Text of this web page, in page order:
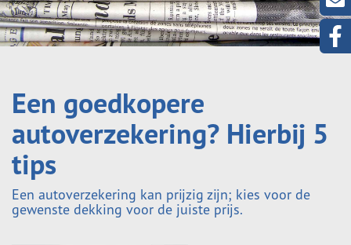
Een goedkopere
autoverzekering? Hierbij 5
tips
Een autoverzekering kan prijzig zijn; kies voor de
gewenste dekking voor de juiste prijs.